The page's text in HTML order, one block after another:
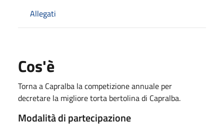
Allegati
Cos'è
Torna a Capralba la competizione annuale per
decretare la migliore torta bertolina di Capralba.
Modalità di partecipazione